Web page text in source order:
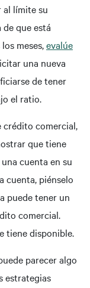
al límite su
que está
meses,evalúe
una nueva
de tener
el ratio.
crédito comercial,
que tiene
cuenta en su
cuenta, piénselo
puede tener un
comercial.
tiene disponible.
parecer algo
estrategias